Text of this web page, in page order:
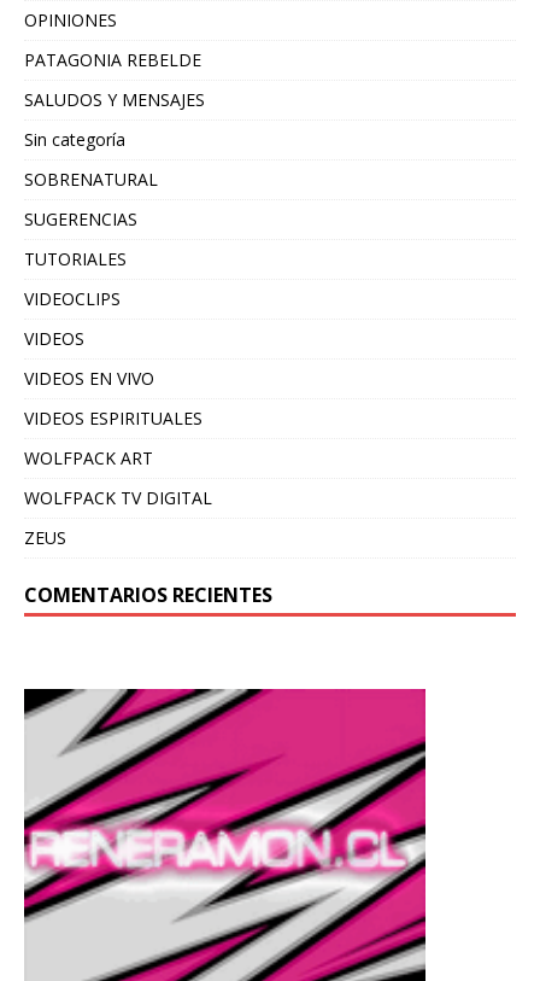
OPINIONES
PATAGONIA REBELDE
SALUDOS Y MENSAJES
Sin categoría
SOBRENATURAL
SUGERENCIAS
TUTORIALES
VIDEOCLIPS
VIDEOS
VIDEOS EN VIVO
VIDEOS ESPIRITUALES
WOLFPACK ART
WOLFPACK TV DIGITAL
ZEUS
COMENTARIOS RECIENTES